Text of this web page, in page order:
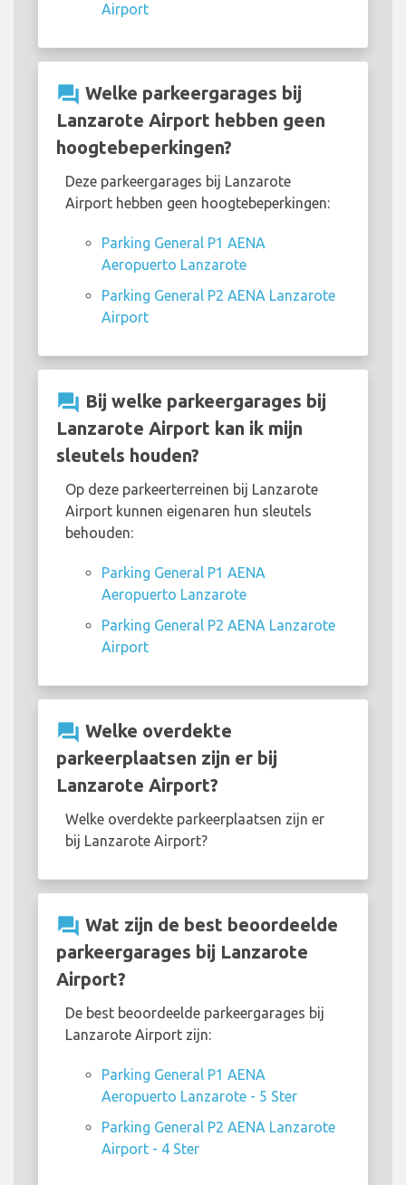
Airport
question_answer Welke parkeergarages bij
Lanzarote Airport hebben geen
hoogtebeperkingen?
Deze parkeergarages bij Lanzarote
Airport hebben geen hoogtebeperkingen:
Parking General P1 AENA
Aeropuerto Lanzarote
Parking General P2 AENA Lanzarote
Airport
question_answer Bij welke parkeergarages bij
Lanzarote Airport kan ik mijn
sleutels houden?
Op deze parkeerterreinen bij Lanzarote
Airport kunnen eigenaren hun sleutels
behouden:
Parking General P1 AENA
Aeropuerto Lanzarote
Parking General P2 AENA Lanzarote
Airport
question_answer Welke overdekte
parkeerplaatsen zijn er bij
Lanzarote Airport?
Welke overdekte parkeerplaatsen zijn er
bij Lanzarote Airport?
question_answer Wat zijn de best beoordeelde
parkeergarages bij Lanzarote
Airport?
De best beoordeelde parkeergarages bij
Lanzarote Airport zijn:
Parking General P1 AENA
Aeropuerto Lanzarote - 5 Ster
Parking General P2 AENA Lanzarote
Airport - 4 Ster